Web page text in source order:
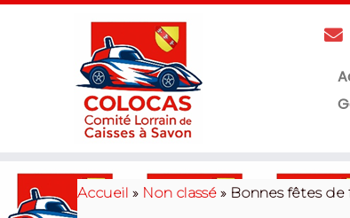
Skip
content
Accueil » Non classé » Bonnes fêtes de